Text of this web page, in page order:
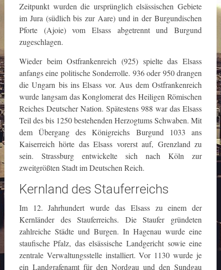
Zeitpunkt wurden die ursprünglich elsässischen Gebiete
im Jura (südlich bis zur Aare) und in der Burgundischen
Pforte (Ajoie) vom Elsass abgetrennt und Burgund
zugeschlagen.
Wieder beim Ostfrankenreich (925) spielte das Elsass
anfangs eine politische Sonderrolle. 936 oder 950 drangen
die Ungarn bis ins Elsass vor. Aus dem Ostfrankenreich
wurde langsam das Konglomerat des Heiligen Römischen
Reiches Deutscher Nation. Spätestens 988 war das Elsass
Teil des bis 1250 bestehenden Herzogtums Schwaben. Mit
dem Übergang des Königreichs Burgund 1033 ans
Kaiserreich hörte das Elsass vorerst auf, Grenzland zu
sein. Strassburg entwickelte sich nach Köln zur
zweitgrößten Stadt im Deutschen Reich.
Kernland des Stauferreichs
Im 12. Jahrhundert wurde das Elsass zu einem der
Kernländer des Stauferreichs. Die Staufer gründeten
zahlreiche Städte und Burgen. In Hagenau wurde eine
staufische Pfalz, das elsässische Landgericht sowie eine
zentrale Verwaltungsstelle installiert. Vor 1130 wurde je
ein Landgrafenamt für den Nordgau und den Sundgau